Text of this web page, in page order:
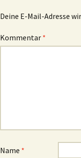
Deine E-Mail-Adresse
Kommentar *
Name *